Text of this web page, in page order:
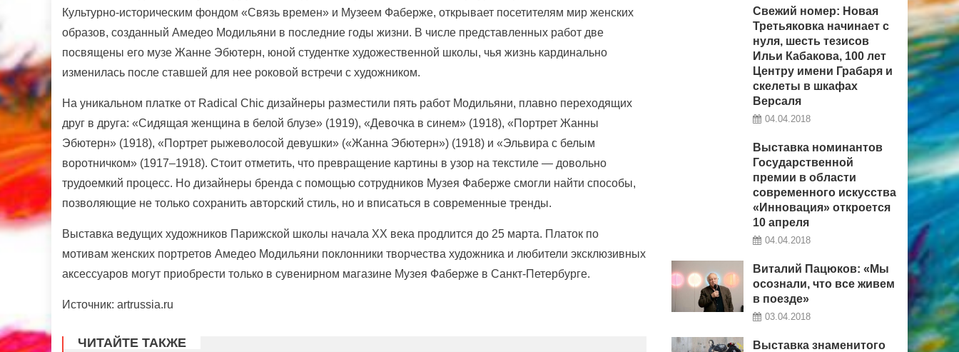
Культурно-историческим фондом «Связь времен» и Музеем Фаберже, открывает посетителям мир женских
образов, созданный Амедео Модильяни в последние годы жизни. В числе представленных работ две
посвящены его музе Жанне Эбютерн, юной студентке художественной школы, чья жизнь кардинально
изменилась после ставшей для нее роковой встречи с художником.
На уникальном платке от Radical Chic дизайнеры разместили пять работ Модильяни, плавно переходящих
друг в друга: «Сидящая женщина в белой блузе» (1919), «Девочка в синем» (1918), «Портрет Жанны
Эбютерн» (1918), «Портрет рыжеволосой девушки» («Жанна Эбютерн») (1918) и «Эльвира с белым
воротничком» (1917–1918). Стоит отметить, что превращение картины в узор на текстиле — довольно
трудоемкий процесс. Но дизайнеры бренда с помощью сотрудников Музея Фаберже смогли найти способы,
позволяющие не только сохранить авторский стиль, но и вписаться в современные тренды.
Выставка ведущих художников Парижской школы начала XX века продлится до 25 марта. Платок по
мотивам женских портретов Амедео Модильяни поклонники творчества художника и любители эксклюзивных
аксессуаров могут приобрести только в сувенирном магазине Музея Фаберже в Санкт-Петербурге.
Источник: artrussia.ru
ЧИТАЙТЕ ТАКЖЕ
Свежий номер: Новая
Третьяковка начинает с
нуля, шесть тезисов
Ильи Кабакова, 100 лет
Центру имени Грабаря и
скелеты в шкафах
Версаля
04.04.2018
Выставка номинантов
Государственной
премии в области
современного искусства
«Инновация» откроется
10 апреля
04.04.2018
Виталий Пацюков: «Мы
осознали, что все живем
в поезде»
03.04.2018
Выставка знаменитого